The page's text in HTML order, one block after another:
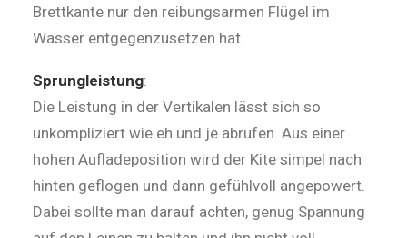
Brettkante nur den reibungsarmen Flügel im
Wasser entgegenzusetzen hat.
Sprungleistung:
Die Leistung in der Vertika­len lässt sich so
unkompliziert wie eh und je ab­rufen. Aus einer
hohen Aufladeposition wird der Kite simpel nach
hinten geflogen und dann gefühlvoll angepowert.
Dabei soll­te man darauf achten, genug Spannung